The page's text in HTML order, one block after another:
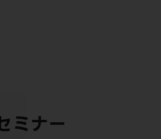
ミナー